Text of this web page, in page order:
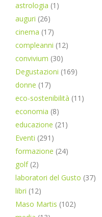
astrologia (1)
auguri (26)
cinema (17)
compleanni (12)
convivium (30)
Degustazioni (169)
donne (17)
eco-sostenibilità (11)
economia (8)
educazione (21)
Eventi (291)
formazione (24)
golf(2)
laboratori del Gusto (37)
libri (12)
Maso Martis (102)